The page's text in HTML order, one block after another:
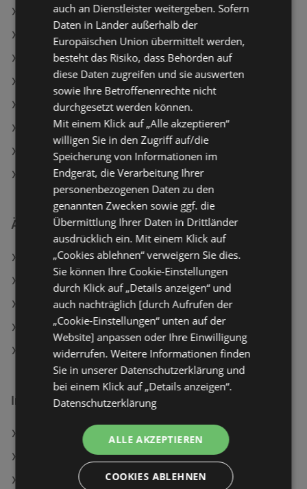
BILLA Angebote
MPREIS Angebote
Travel FREE Angebote
Aktuelle PENNY Flugblätter
Aktuelle T&G Flugblätter
Aktuelle Lidl Flugblätter
Aktuelle NÖM Flugblätter
Aktuelle MPREIS Flugblätter
Ähnliche Händler
Lidl Angebote
Maximarkt Angebote
ADEG Angebote
SPAR Angebote
HOFER Angebote
Interessantes auf wogibtswas.at
dm Filialen in Höggen
Ausziehbett Jan Weiß ca. 90-180x200cm
Lagerhaus in Paternion
auch an Dienstleister weitergeben. Sofern
Daten in Länder außerhalb der
Europäischen Union übermittelt werden,
besteht das Risiko, dass Behörden auf
diese Daten zugreifen und sie auswerten
sowie Ihre Betroffenenrechte nicht
durchgesetzt werden können.
Mit einem Klick auf „Alle akzeptieren“
willigen Sie in den Zugriff auf/die
Speicherung von Informationen im
Endgerät, die Verarbeitung Ihrer
personenbezogenen Daten zu den
genannten Zwecken sowie ggf. die
Übermittlung Ihrer Daten in Drittländer
ausdrücklich ein. Mit einem Klick auf
„Cookies ablehnen“ verweigern Sie dies.
Sie können Ihre Cookie-Einstellungen
durch Klick auf „Details anzeigen“ und
auch nachträglich [durch Aufrufen der
„Cookie-Einstellungen“ unten auf der
Website] anpassen oder Ihre Einwilligung
widerrufen. Weitere Informationen finden
Sie in unserer Datenschutzerklärung und
bei einem Klick auf „Details anzeigen“.
Datenschutzerklärung
ALLE AKZEPTIEREN
COOKIES ABLEHNEN